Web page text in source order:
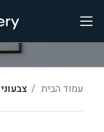
עמוד הבית צבעוני